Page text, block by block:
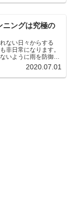
ニングは究極の
ない日々からする
非日常になります。
いように雨を防御す
いような格好で走る
濡れてもいいような格
2020.07.01